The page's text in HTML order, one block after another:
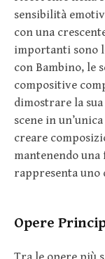
sensibilità
con una
importanti sono
con Bambino, le
compositive
dimostrare la
scene in
creare
mantenendo
rappresenta
Opere